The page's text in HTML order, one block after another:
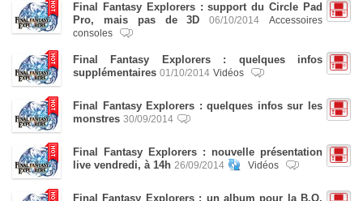
Final Fantasy Explorers : support du Circle Pad
Pro, mais pas de 3D
06/10/2014
Accessoires
consoles
Final Fantasy Explorers : quelques infos
supplémentaires 01/10/2014 Vidéos
Final Fantasy Explorers : quelques infos sur les
monstres 30/09/2014
Final Fantasy Explorers : nouvelle présentation
live vendredi, à 14h 26/09/2014 Vidéos
Final Fantasy Explorers : un album pour la B.O.